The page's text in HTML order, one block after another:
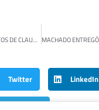
CINCO POEMAS INÉDITOS DE CLAUDIA ALMADA
Twitter LinkedIn